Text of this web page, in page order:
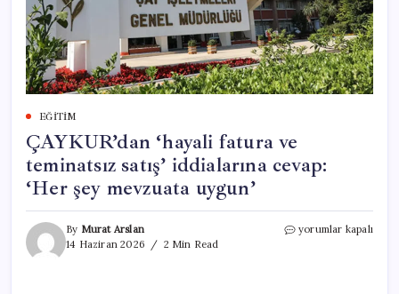
EĞITIM
ÇAYKUR’dan ‘hayali fatura ve
teminatsız satış’ iddialarına cevap:
‘Her şey mevzuata uygun’
By Murat Arslan
14 Haziran 2026
2 Min Read
ÇAYKUR’dan
yorumlar kapalı